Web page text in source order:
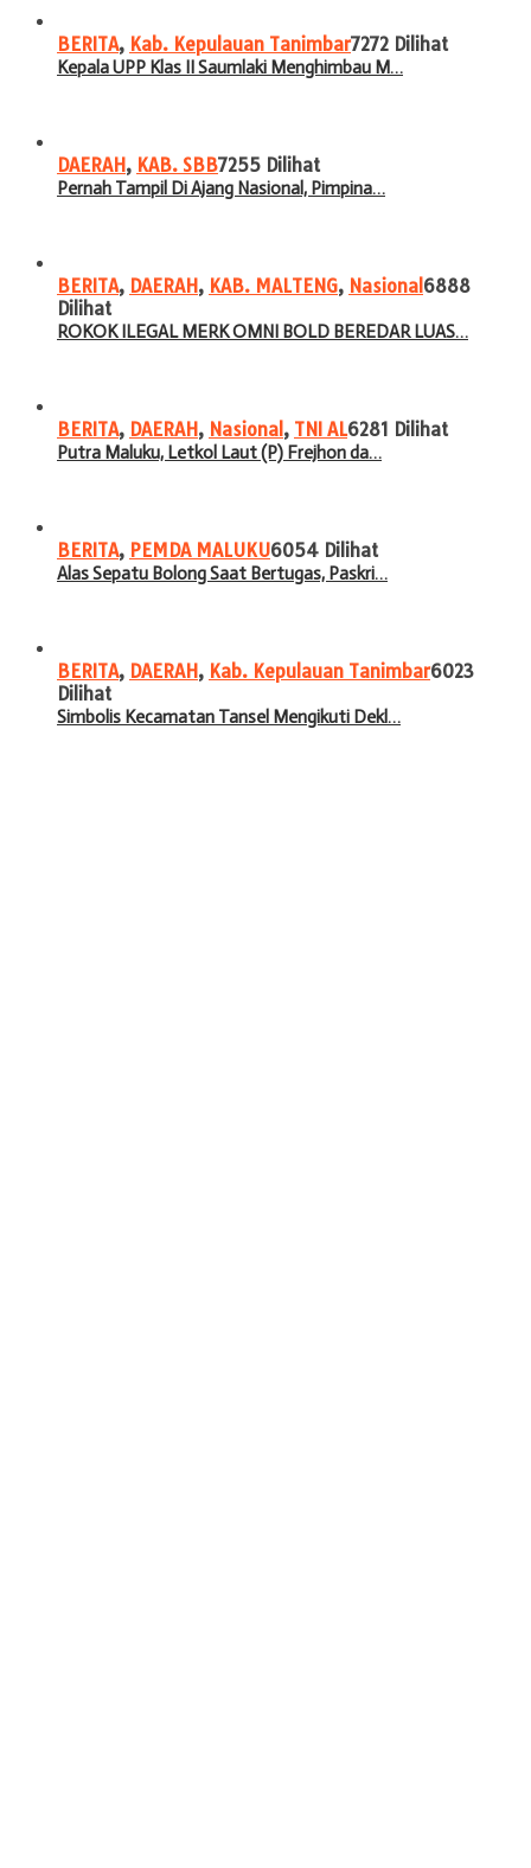
BERITA, Kab. Kepulauan Tanimbar7272 Dilihat
Kepala UPP Klas II Saumlaki Menghimbau M…
DAERAH , KAB. SBB7255 Dilihat
Pernah Tampil Di Ajang Nasional, Pimpina…
BERITA, DAERAH , KAB. MALTENG, Nasional 6888
Dilihat
ROKOK ILEGAL MERK OMNI BOLD BEREDAR LUAS…
BERITA, DAERAH , Nasional , TNI AL6281 Dilihat
Putra Maluku, Letkol Laut (P) Frejhon da…
BERITA, PEMDA MALUKU6054 Dilihat
Alas Sepatu Bolong Saat Bertugas, Paskri…
BERITA, DAERAH , Kab. Kepulauan Tanimbar6023
Dilihat
Simbolis Kecamatan Tansel Mengikuti Dekl…